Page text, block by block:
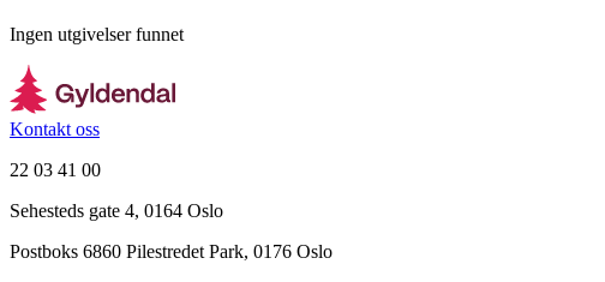
Ingen utgivelser funnet
Kontakt oss
22 03 41 00
Sehesteds gate 4, 0164 Oslo
Postboks 6860 Pilestredet Park, 0176 Oslo